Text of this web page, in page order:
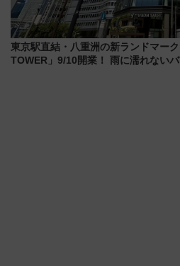
東京駅直結・八重洲の新ランドマー
TOWER」9/10開業！ 雨に濡れない